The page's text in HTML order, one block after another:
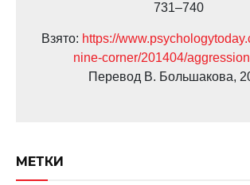
731–740
Взято: https://
nine-corner/201404/
Перевод В. Большакова,
МЕТКИ